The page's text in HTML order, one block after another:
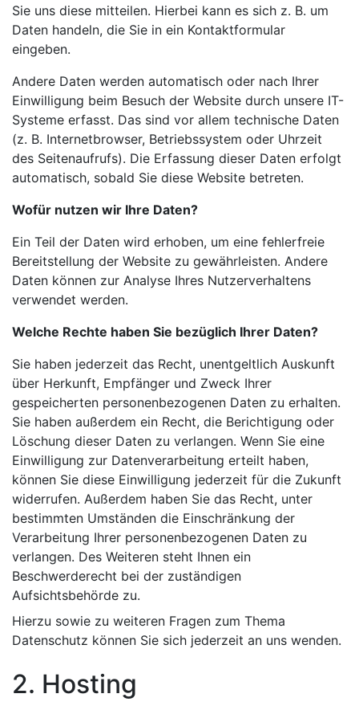
Sie uns diese mitteilen. Hierbei kann es sich z. B. um
Daten handeln, die Sie in ein Kontaktformular
eingeben.
Andere Daten werden automatisch oder nach Ihrer
Einwilligung beim Besuch der Website durch unsere IT-
Systeme erfasst. Das sind vor allem technische Daten
(z. B. Internetbrowser, Betriebssystem oder Uhrzeit
des Seitenaufrufs). Die Erfassung dieser Daten erfolgt
automatisch, sobald Sie diese Website betreten.
Wofür nutzen wir Ihre Daten?
Ein Teil der Daten wird erhoben, um eine fehlerfreie
Bereitstellung der Website zu gewährleisten. Andere
Daten können zur Analyse Ihres Nutzerverhaltens
verwendet werden.
Welche Rechte haben Sie bezüglich Ihrer Daten?
Sie haben jederzeit das Recht, unentgeltlich Auskunft
über Herkunft, Empfänger und Zweck Ihrer
gespeicherten personenbezogenen Daten zu erhalten.
Sie haben außerdem ein Recht, die Berichtigung oder
Löschung dieser Daten zu verlangen. Wenn Sie eine
Einwilligung zur Datenverarbeitung erteilt haben,
können Sie diese Einwilligung jederzeit für die Zukunft
widerrufen. Außerdem haben Sie das Recht, unter
bestimmten Umständen die Einschränkung der
Verarbeitung Ihrer personenbezogenen Daten zu
verlangen. Des Weiteren steht Ihnen ein
Beschwerderecht bei der zuständigen
Aufsichtsbehörde zu.
Hierzu sowie zu weiteren Fragen zum Thema
Datenschutz können Sie sich jederzeit an uns wenden.
2. Hosting